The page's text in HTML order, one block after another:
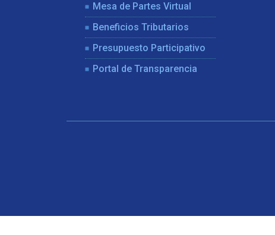
Mesa de Partes Virtual
Beneficios Tributarios
Presupuesto Participativo
Portal de Transparencia